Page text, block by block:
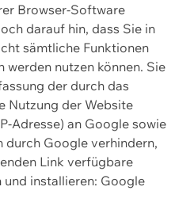
Browser-Software
darauf hin, dass Sie in
sämtliche Funktionen
nutzen können. Sie
der durch das
Nutzung der Website
Adresse) an Google sowie
durch Google verhindern,
Link verfügbare
und installieren: Google